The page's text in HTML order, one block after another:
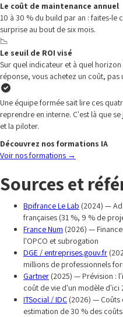
Le coût de maintenance annuel
10 à 30 % du build par an : faites-le
surprise au bout de six mois.
📉
Le seuil de ROI visé
Sur quel indicateur et à quel
réponse, vous achetez un coût, pas
Une équipe formée sait lire ces
reprendre en interne. C'est là que
et la piloter.
Découvrez nos formations IA
Voir nos formations →
Sources et
Bpifrance Le Lab (2024) —
françaises (31 %, 9 % de
France Num (2026) —
l'OPCO et subrogation
DGE / entreprises.gouv.fr
millions de professionnels
Gartner (2025) — Prévision :
coût de vie d'un modèle d'ici
ITSocial / IDC (2026) — Coûts
estimation de 30 % des